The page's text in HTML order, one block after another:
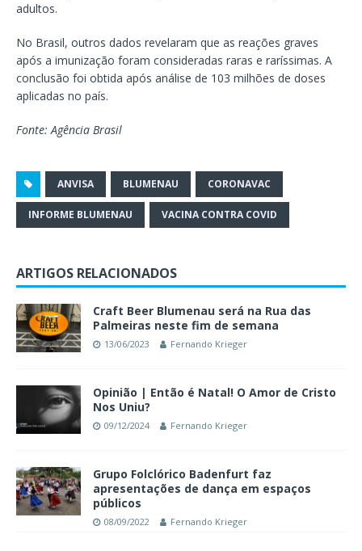
adultos.
No Brasil, outros dados revelaram que as reações graves
após a imunização foram consideradas raras e raríssimas. A
conclusão foi obtida após análise de 103 milhões de doses
aplicadas no país.
Fonte: Agência Brasil
ANVISA BLUMENAU CORONAVAC
INFORME BLUMENAU VACINA CONTRA COVID
ARTIGOS RELACIONADOS
Craft Beer Blumenau será na Rua das
Palmeiras neste fim de semana
13/06/2023 Fernando Krieger
Opinião | Então é Natal! O Amor de Cristo
Nos Uniu?
09/12/2024 Fernando Krieger
Grupo Folclórico Badenfurt faz
apresentações de dança em espaços
públicos
08/09/2022 Fernando Krieger